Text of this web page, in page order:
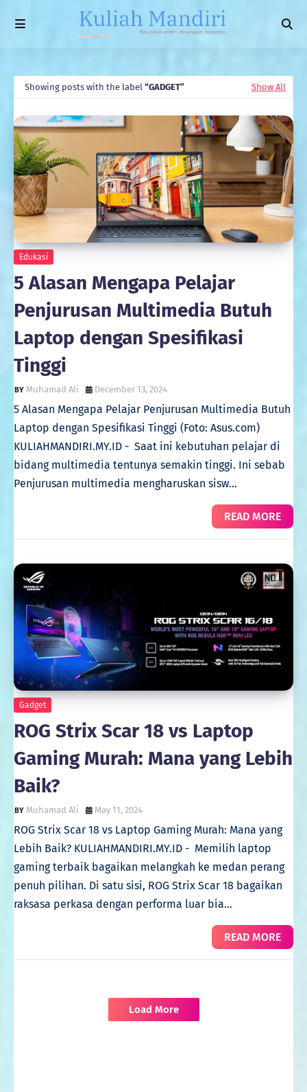
Showing posts with the label GADGET Show All
Edukasi
5 Alasan Mengapa Pelajar
Penjurusan Multimedia Butuh
Laptop dengan Spesifikasi
Tinggi
Muhamad Ali December 13, 2024
5 Alasan Mengapa Pelajar Penjurusan Multimedia Butuh
Laptop dengan Spesifikasi Tinggi (Foto: Asus.com)
KULIAHMANDIRI.MY.ID - Saat ini kebutuhan pelajar di
bidang multimedia tentunya semakin tinggi. Ini sebab
Penjurusan multimedia mengharuskan sisw…
READ MORE
Gadget
ROG Strix Scar 18 vs Laptop
Gaming Murah: Mana yang Lebih
Baik?
Muhamad Ali May 11, 2024
ROG Strix Scar 18 vs Laptop Gaming Murah: Mana yang
Lebih Baik? KULIAHMANDIRI.MY.ID - Memilih laptop
gaming terbaik bagaikan melangkah ke medan perang
penuh pilihan. Di satu sisi, ROG Strix Scar 18 bagaikan
raksasa perkasa dengan performa luar bia…
READ MORE
Load More